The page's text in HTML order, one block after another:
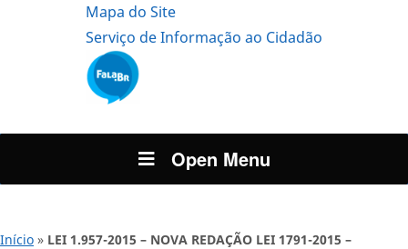
Mapa do Site
Serviço de Informação ao Cidadão
Open Menu
Início » LEI 1.957-2015 – NOVA REDAÇÃO LEI 1791-2015 –